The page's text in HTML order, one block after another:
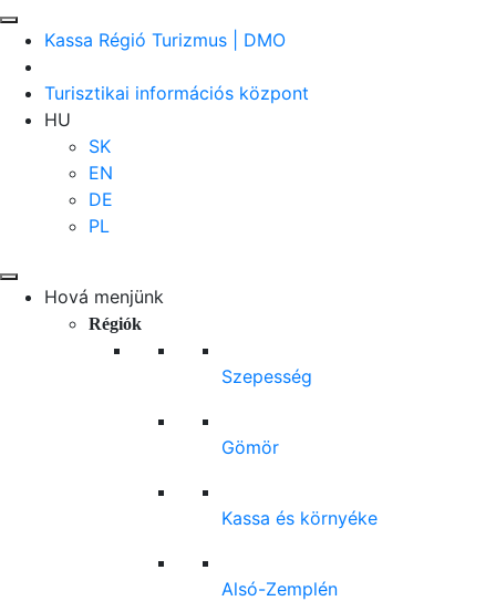
Kassa Régió Turizmus | DMO
Turisztikai információs központ
HU
SK
EN
DE
PL
Hová menjünk
Régiók
Szepesség
Gömör
Kassa és környéke
Alsó-Zemplén